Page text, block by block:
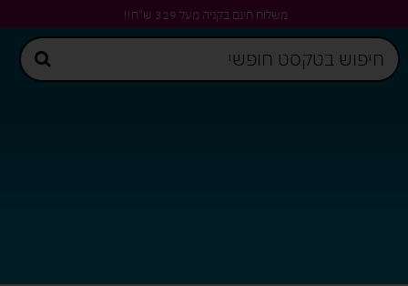
משלוח חינם בקניה מעל 329 ש"ח!!